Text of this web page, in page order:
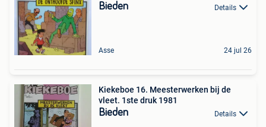
Bieden Details
Asse 24 jul 26
Kiekeboe 16. Meesterwerken bij de
vleet. 1ste druk 1981
Bieden Details